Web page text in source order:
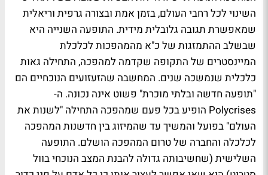
השינוי לכל רחבי העולם, בזמן אמת ובצורה גרפית וריאלית
שמאפשרת תגובה גלובלית מידית. התופעה השנייה היא
שבשלב ההתמזגות של כ"א מהמהפכות לכלכלת
המיינסטרים של התקופה שקדמה למהפכה, התחילה גאות
כלכלית שנמשכה שנים. המחשבה שהזעזועים הנוכחיים הם
"תופעה חדשה ובלתי מוכרת" פשוט אינה נכונה. ה-
Polycrises הופיע בכל פעם שמהפכה התחילה "לשנות את
העולם" בפועל והמשיך עד שהמיזוג בין חדשנות המהפכה
לכלכלה והחברה של טרום המהפכה הושלם. התופעה
השלישית (שחשיבותה גדולה להבנת המצב הנוכחי בוול